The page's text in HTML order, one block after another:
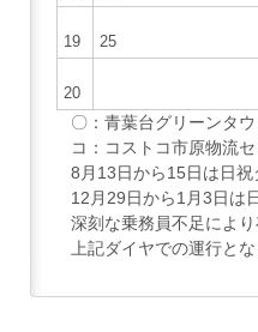
19 25
20
〇：青葉台グリーンタウ
コ：コストコ市原物流
8月13日から15日は日祝
12月29日から1月3日は
深刻な乗務員不足によ
上記ダイヤでの運行と